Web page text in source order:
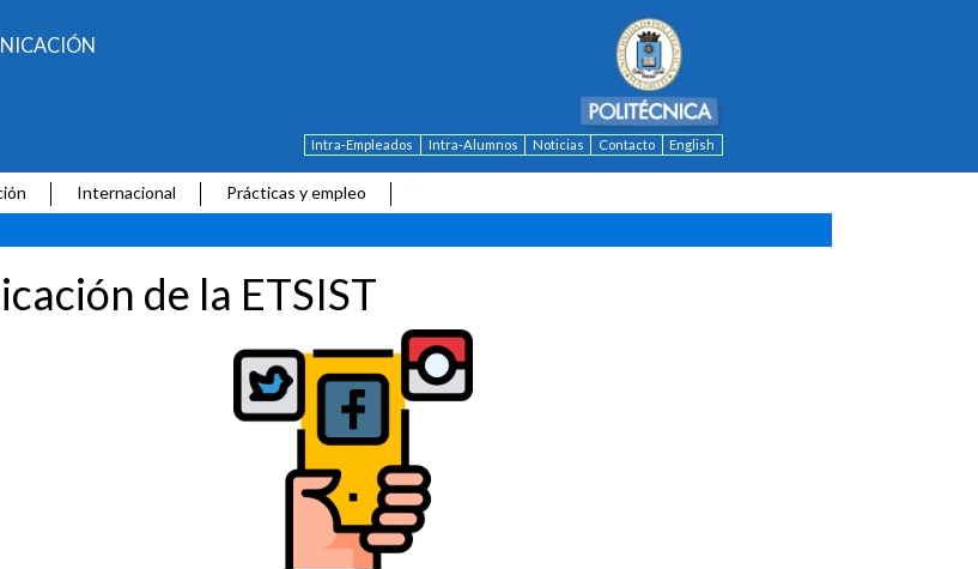
Intra-Empleados Intra-Alumnos Noticias Contacto English
Internacional
Prácticas y empleo
de la ETSIST